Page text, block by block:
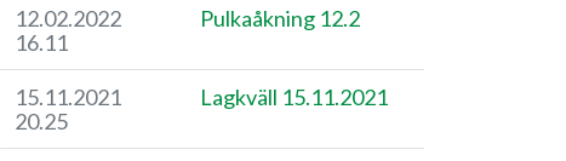
12.02.2022
16.11
Pulkaåkning 12.2
15.11.2021
20.25
Lagkväll 15.11.2021